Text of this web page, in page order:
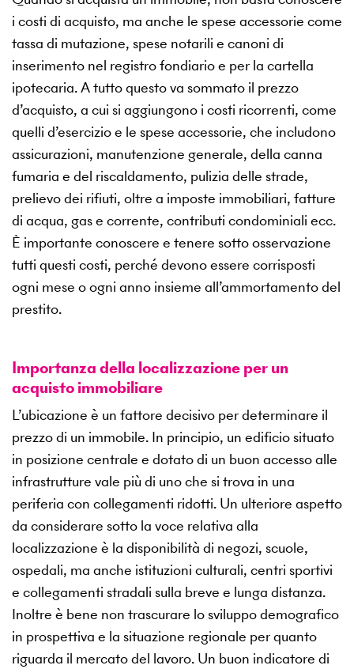
i costi di acquisto, ma anche le spese accessorie come
tassa di mutazione, spese notarili e canoni di
inserimento nel registro fondiario e per la cartella
ipotecaria. A tutto questo va sommato il prezzo
d’acquisto, a cui si aggiungono i costi ricorrenti, come
quelli d’esercizio e le spese accessorie, che includono
assicurazioni, manutenzione generale, della canna
fumaria e del riscaldamento, pulizia delle strade,
prelievo dei rifiuti, oltre a imposte immobiliari, fatture
di acqua, gas e corrente, contributi condominiali ecc.
È importante conoscere e tenere sotto osservazione
tutti questi costi, perché devono essere corrisposti
ogni mese o ogni anno insieme all’ammortamento del
prestito.
Importanza della localizzazione per un
acquisto immobiliare
L’ubicazione è un fattore decisivo per determinare il
prezzo di un immobile. In principio, un edificio situato
in posizione centrale e dotato di un buon accesso alle
infrastrutture vale più di uno che si trova in una
periferia con collegamenti ridotti. Un ulteriore aspetto
da considerare sotto la voce relativa alla
localizzazione è la disponibilità di negozi, scuole,
ospedali, ma anche istituzioni culturali, centri sportivi
e collegamenti stradali sulla breve e lunga distanza.
Inoltre è bene non trascurare lo sviluppo demografico
in prospettiva e la situazione regionale per quanto
riguarda il mercato del lavoro. Un buon indicatore di